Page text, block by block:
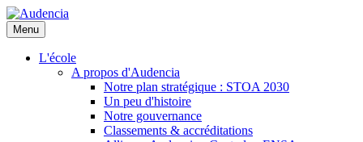
Aller
au
contenu
principal
Menu
L'école
A propos d'Audencia
Notre plan stratégique : STOA 2030
Un peu d'histoire
Notre gouvernance
Classements & accréditations